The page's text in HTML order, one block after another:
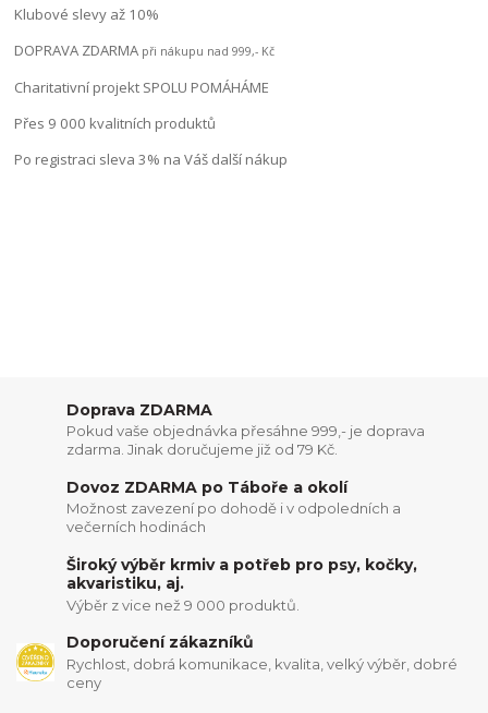
Klubové slevy až 10%
DOPRAVA ZDARMA při nákupu nad 999,- Kč
Charitativní projekt SPOLU POMÁHÁME
Přes 9 000 kvalitních produktů
Po registraci sleva 3% na Váš další nákup
Doprava ZDARMA
Pokud vaše objednávka přesáhne 999,- je doprava
zdarma. Jinak doručujeme již od 79 Kč.
Dovoz ZDARMA po Táboře a okolí
Možnost zavezení po dohodě i v odpoledních a
večerních hodinách
Široký výběr krmiv a potřeb pro psy, kočky,
akvaristiku, aj.
Výběr z vice než 9 000 produktů.
Doporučení zákazníků
Rychlost, dobrá komunikace, kvalita, velký výběr, dobré
ceny